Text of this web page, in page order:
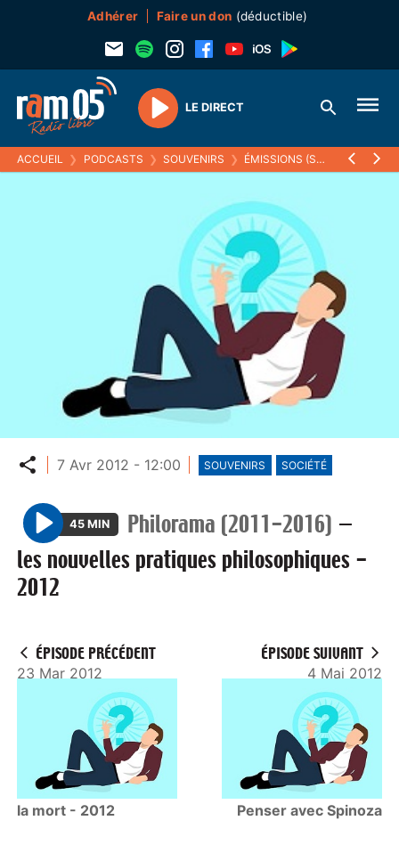
Adhérer Faire un don (déductible)
Play
LE DIRECT
ACCUEIL ❯ PODCASTS ❯ SOUVENIRS ❯ ÉMISSIONS (SOUVENIRS) ❯
Partager
7 Avr 2012 - 12:00 SOUVENIRS SOCIÉTÉ
P
a
45 MIN Philorama (2011-2016) —
les nouvelles pratiques philosophiques -
2012
ÉPISODE PRÉCÉDENT
23 Mar 2012
la mort - 2012
ÉPISODE SUIVANT
4 Mai 2012
Penser avec Spinoza